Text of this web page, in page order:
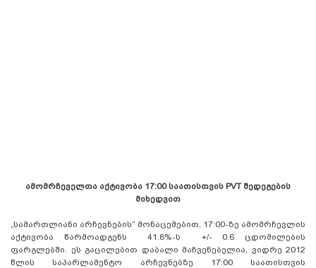
ამომრჩეველთა აქტივობა 17:00 საათისთვის PVT შედეგების
მიხედვით
„სამართლიანი არჩევნების“ მონაცემებით, 17:00-ზე ამომრჩევლის
აქტივობა წარმოადგენს 41.8%-ს +/- 0.6 ცდომილების
ფარგლებში. ეს გაცილებით დაბალი მაჩვენებელია, ვიდრე 2012
წლის საპარლამენტო არჩევნებზე 17:00 საათისთვის